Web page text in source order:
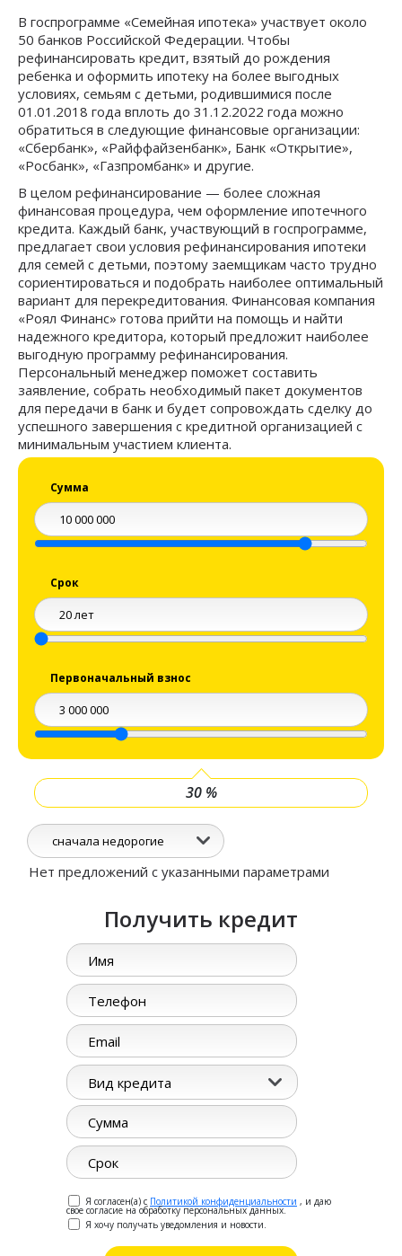
В госпрограмме «Семейная ипотека» участвует около
50 банков Российской Федерации. Чтобы
рефинансировать кредит, взятый до рождения
ребенка и оформить ипотеку на более выгодных
условиях, семьям с детьми, родившимися после
01.01.2018 года вплоть до 31.12.2022 года можно
обратиться в следующие финансовые организации:
«Сбербанк», «Райффайзенбанк», Банк «Открытие»,
«Росбанк», «Газпромбанк» и другие.
В целом рефинансирование — более сложная
финансовая процедура, чем оформление ипотечного
кредита. Каждый банк, участвующий в госпрограмме,
предлагает свои условия рефинансирования ипотеки
для семей с детьми, поэтому заемщикам часто трудно
сориентироваться и подобрать наиболее оптимальный
вариант для перекредитования. Финансовая компания
«Роял Финанс» готова прийти на помощь и найти
надежного кредитора, который предложит наиболее
выгодную программу рефинансирования.
Персональный менеджер поможет составить
заявление, собрать необходимый пакет документов
для передачи в банк и будет сопровождать сделку до
успешного завершения с кредитной организацией с
минимальным участием клиента.
Сумма
Срок
Первоначальный взнос
30%
сначала недорогие
Нет предложений с указанными параметрами
Получить кредит
Вид кредита
Я согласен(а) с Политикой конфиденциальности , и даю
свое согласие на обработку персональных данных.
Я хочу получать уведомления и новости.